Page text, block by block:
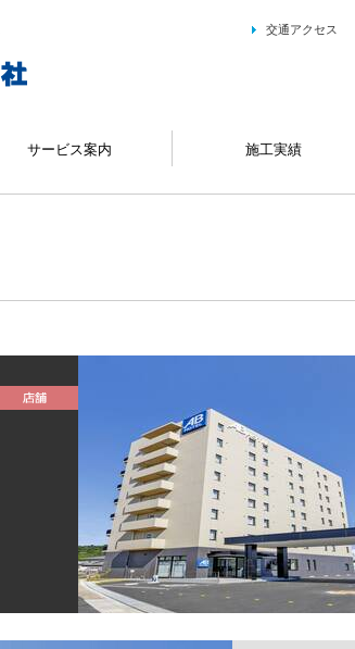
交通アクセス
サービス案内 施工実績